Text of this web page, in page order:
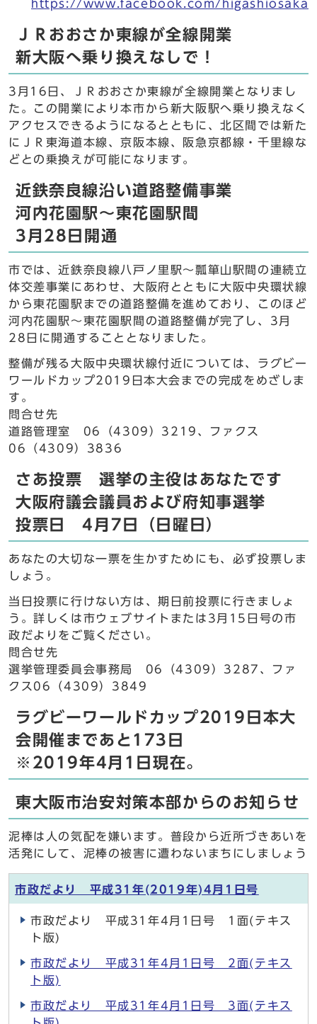
https://www.facebook.com/
ＪＲおおさか東線が全線開業
新大阪へ乗り換えなしで！
3月16日、ＪＲおおさか東線が全線開業となりまし
た。この開業により本市から新大阪駅へ乗り換えなく
アクセスできるようになるとともに、北区間では新た
にＪＲ東海道本線、京阪本線、阪急京都線・千里線な
どとの乗換えが可能になります。
近鉄奈良線沿い道路整備事業
河内花園駅～東花園駅間
3月28日開通
市では、近鉄奈良線八戸ノ里駅～瓢箪山駅間の連続立
体交差事業にあわせ、大阪府とともに大阪中央環状線
から東花園駅までの道路整備を進めており、このほど
河内花園駅～東花園駅間の道路整備が完了し、3月
28日に開通することとなりました。
整備が残る大阪中央環状線付近については、ラグビー
ワールドカップ2019日本大会までの完成をめざしま
す。
問合せ先
道路管理室 06（4309）3219、ファクス
06（4309）3836
さあ投票 選挙の主役はあなたです
大阪府議会議員および府知事選挙
投票日 4月7日（日曜日）
あなたの大切な一票を生かすためにも、必ず投票しま
しょう。
当日投票に行けない方は、期日前投票に行きましょ
う。詳しくは市ウェブサイトまたは3月15日号の市
政だよりをご覧ください。
問合せ先
選挙管理委員会事務局 06（4309）3287、ファ
クス06（4309）3849
ラグビーワールドカップ2019日本大
会開催まであと173日
※2019年4月1日現在。
東大阪市治安対策本部からのお知らせ
泥棒は人の気配を嫌います。普段から近所づきあいを
活発にして、泥棒の被害に遭わないまちにしましょう
市政だより 平成31年(2019年)4月1日号
市政だより 平成31年4月1日号 1面(テキス
ト版)
市政だより 平成31年4月1日号 2面(テキス
ト版)
市政だより 平成31年4月1日号 3面(テキス